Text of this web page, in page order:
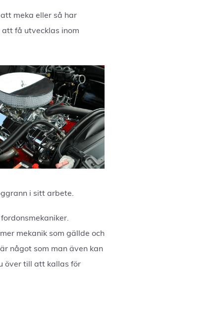
meka eller så har
få utvecklas inom
i sitt arbete.
mekanik som gällde och
något som man även kan
över till att kallas för